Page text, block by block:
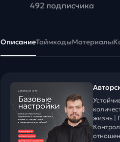
492 подписчика
ОписаниеТаймкодыМатериалы
жизнь |